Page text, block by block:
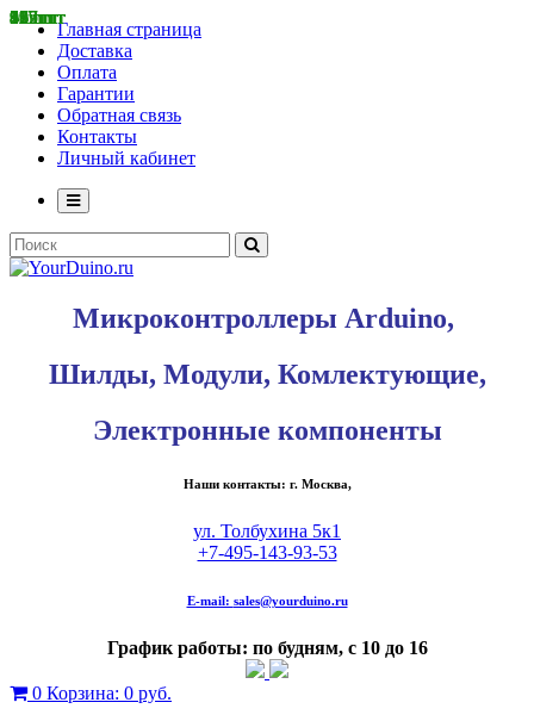
Главная страница
Доставка
Оплата
Гарантии
Обратная связь
Контакты
Личный кабинет
Микроконтроллеры Arduino,
Шилды, Модули, Комлектующие,
Электронные компоненты
Наши контакты: г. Москва,
ул. Толбухина 5к1
+7-495-143-93-53
E-mail: sales@yourduino.ru
График работы: по будням, с 10 до 16
0 Корзина: 0 руб.
57 шт
89 шт
117 шт
68 шт
415 шт
11 шт
3 шт
19 шт
36 шт
122 шт
95 шт
52 шт
127 шт
86 шт
5 шт
189 шт
92 шт